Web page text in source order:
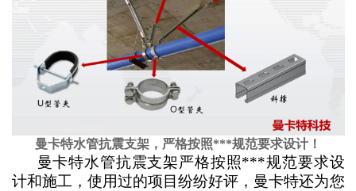
曼卡特水管抗震支架，严格按照***规范要求设计！
曼卡特水管抗震支架严格按照***规范要求设
计和施工，使用过的项目纷纷好评，曼卡特还为您